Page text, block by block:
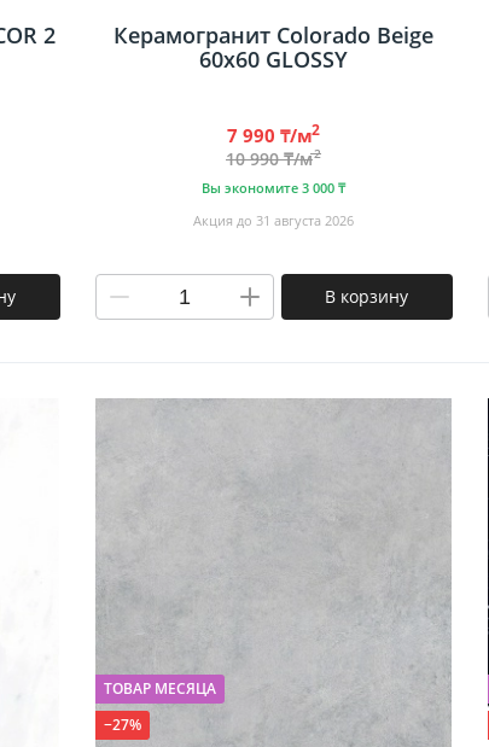
2
Керамогранит Colorado Beige
60х60 GLOSSY
7 990 ₸/м2
10 990 ₸/м2
Вы экономите 3 000 ₸
Акция до 31 августа 2026
В корзину
ТОВАР МЕСЯЦА
−27%